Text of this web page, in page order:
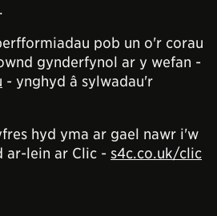
pob un o'r corau
gynderfynol ar y wefan -
- ynghyd â sylwadau'r
hyd yma ar gael nawr i'w
ar-lein ar Clic - s4c.co.uk/clic